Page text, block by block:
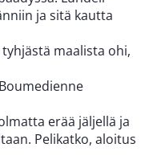
ja sitä kautta
maalista ohi,
erää jäljellä ja
Pelikatko, aloitus